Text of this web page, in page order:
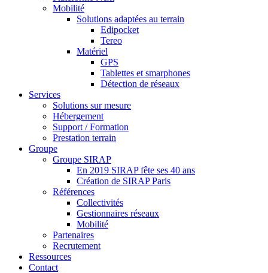
Mobilité
Solutions adaptées au terrain
Edipocket
Tereo
Matériel
GPS
Tablettes et smarphones
Détection de réseaux
Services
Solutions sur mesure
Hébergement
Support / Formation
Prestation terrain
Groupe
Groupe SIRAP
En 2019 SIRAP fête ses 40 ans
Création de SIRAP Paris
Références
Collectivités
Gestionnaires réseaux
Mobilité
Partenaires
Recrutement
Ressources
Contact